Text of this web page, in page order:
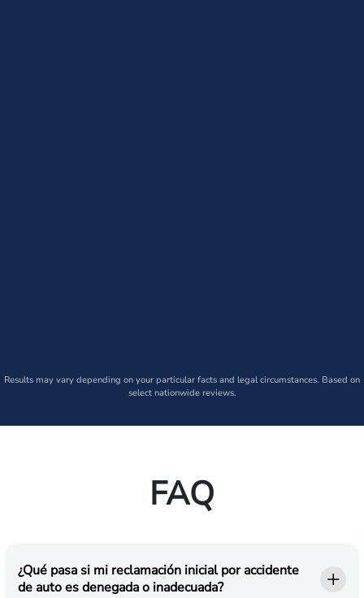
Results may vary depending on your particular facts and legal circumstances. Based on
select nationwide reviews.
FAQ
¿Qué pasa si mi reclamación inicial por accidente
de auto es denegada o inadecuada?